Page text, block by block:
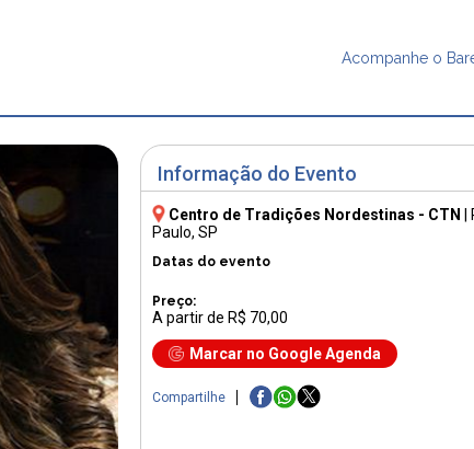
Acompanhe o
Informação do Evento
Centro de Tradições Nordestinas - CTN
Paulo, SP
Datas do evento
Preço:
A partir de R$ 70,00
Marcar no Google Agenda
Compartilhe